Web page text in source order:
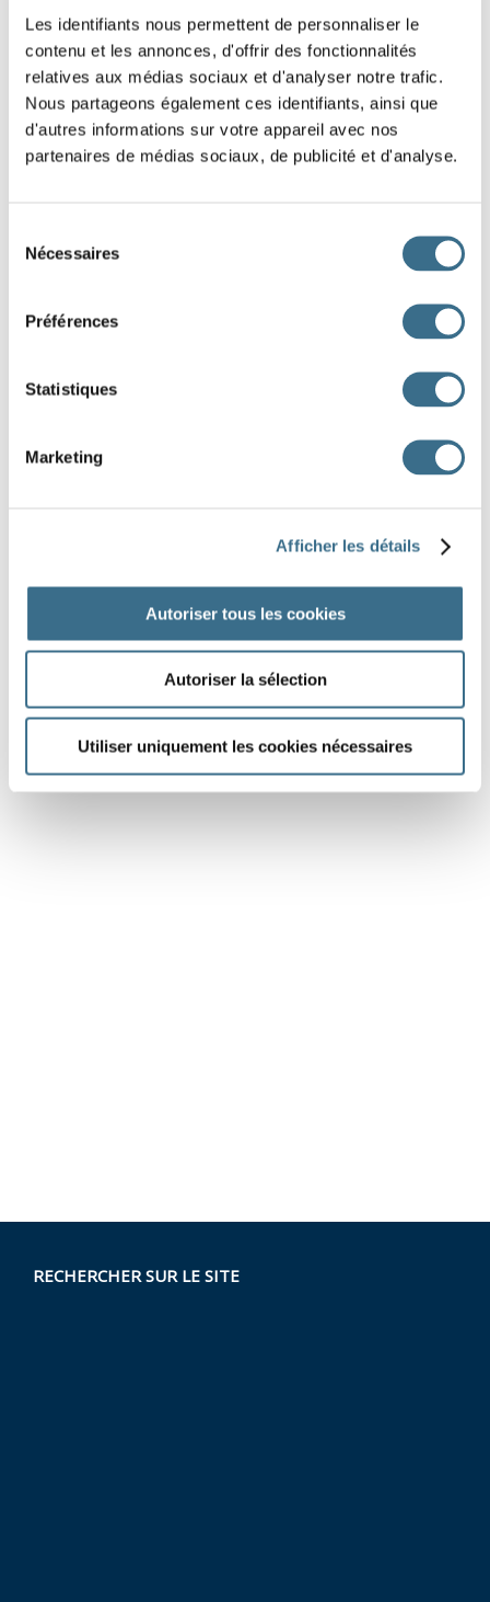
Les identifiants nous permettent de personnaliser le
contenu et les annonces, d'offrir des fonctionnalités
relatives aux médias sociaux et d'analyser notre trafic.
Nous partageons également ces identifiants, ainsi que
d'autres informations sur votre appareil avec nos
partenaires de médias sociaux, de publicité et d'analyse.
Nécessaires
Préférences
Statistiques
Marketing
Afficher les détails
Autoriser tous les cookies
Autoriser la sélection
Utiliser uniquement les cookies nécessaires
dormir le lit
les cahiers beau
nom
nom adjectif
Dessin Fotolia © blueringmedia
RECHERCHER SUR LE SITE